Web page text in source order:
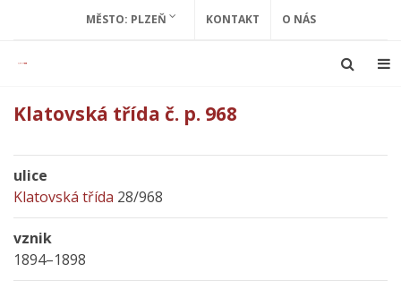
MĚSTO: PLZEŇ KONTAKT O NÁS
Klatovská třída č. p. 968
ulice
Klatovská třída 28/968
vznik
1894–1898